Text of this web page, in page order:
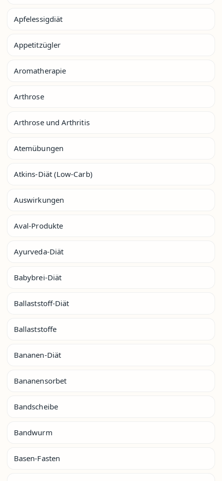
Apfelessigdiät
Appetitzügler
Aromatherapie
Arthrose
Arthrose und Arthritis
Atemübungen
Atkins-Diät (Low-Carb)
Auswirkungen
Aval-Produkte
Ayurveda-Diät
Babybrei-Diät
Ballaststoff-Diät
Ballaststoffe
Bananen-Diät
Bananensorbet
Bandscheibe
Bandwurm
Basen-Fasten